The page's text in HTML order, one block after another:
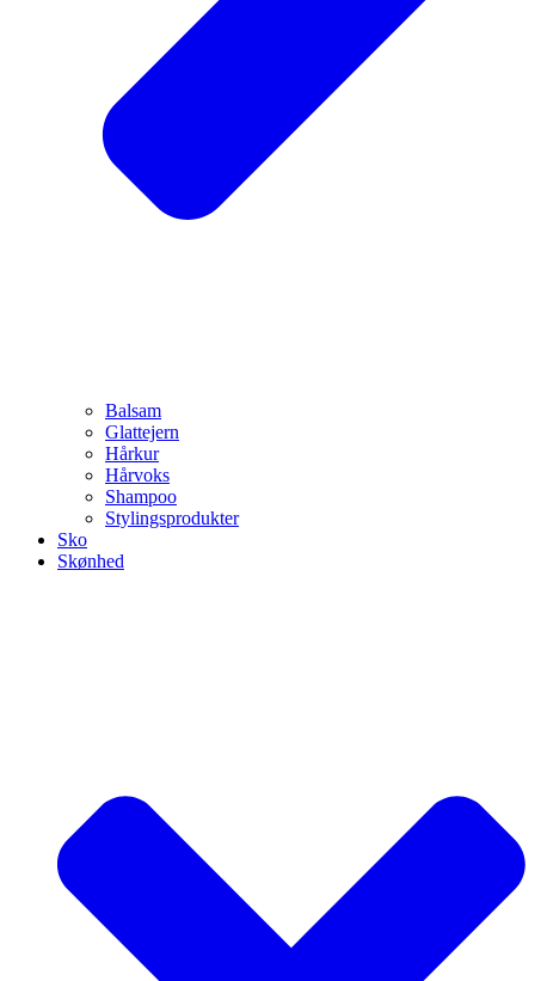
Balsam
Glattejern
Hårkur
Hårvoks
Shampoo
Stylingsprodukter
Sko
Skønhed